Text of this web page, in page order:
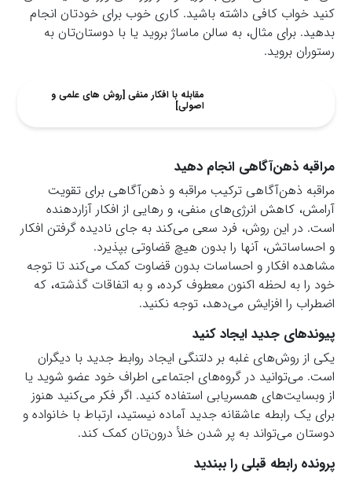
کنید خواب کافی داشته باشید. کاری خوب برای خودتان انجام
بدهید. برای مثال، به سالن ماساژ بروید یا با دوستان‌تان به
رستوران بروید.
مقابله با افکار منفی [روش های علمی و
اصولی]
مراقبه ذهن‌آگاهی انجام دهید
مراقبه ذهن‌آگاهی ترکیب مراقبه و ذهن‌آگاهی برای تقویت
آرامش، کاهش انرژی‌های منفی، و رهایی از افکار آزاردهنده
است. در این روش، فرد سعی می‌کند به جای نادیده گرفتن افکار
و احساساتش، آنها را بدون هیچ قضاوتی بپذیرد.
مشاهده افکار و احساسات بدون قضاوت کمک می‌کند تا توجه
خود را به لحظه اکنون معطوف کرده، و به اتفاقات گذشته، که
اضطراب را افزایش می‌دهد، توجه نکنید.
پیوندهای جدید ایجاد کنید
یکی از روش‌های غلبه بر دلتنگی ایجاد روابط جدید با دیگران
است. می‌توانید در گروه‌های اجتماعی اطراف خود عضو شوید یا
از وبسایت‌های همسریابی استفاده کنید. اگر فکر می‌کنید هنوز
برای یک رابطه عاشقانه جدید آماده نیستید، ارتباط با خانواده و
دوستان می‌تواند به پر شدن خلأ درون‌تان کمک کند.
پرونده رابطه قبلی را ببندید